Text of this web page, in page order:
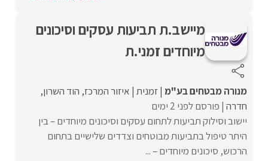
מיישב.ת תביעות עסקים וסיכונים
מיוחדים זמני.ת
מנורה מבטחים בע"מ זמנית איזור המרכז הוד השרון
חדרה פורסם לפני 2 ימים
יישוב וסילוק תביעות לתחום עסקים וסיכונים מיוחדים – בין
היתר טיפול בתביעות מבוטחים וצדדים שלישיים בתחום
הרכוש, סיכונים מיוחדים – ...